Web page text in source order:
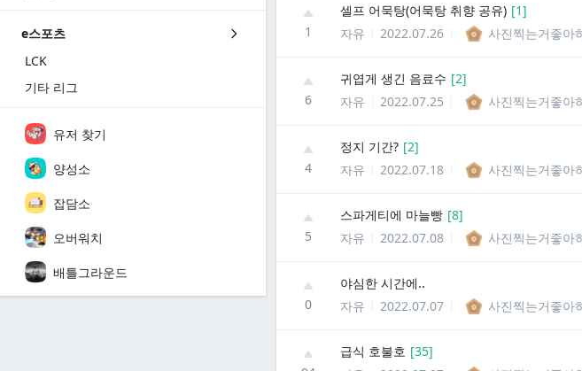
e스포츠
LCK
기타 리그
유저 찾기
양성소
잡담소
오버워치
배틀그라운드
1
셀프 어묵탕(어묵탕 취향 공유) [1]
자유
2022.07.26 사진찍는거좋아
6
귀엽게 생긴 음료수 [2]
자유
2022.07.25 사진찍는거좋아
4
정지 기간? [2]
자유
2022.07.18 사진찍는거좋아
5
스파게티에 마늘빵 [8]
자유
2022.07.08 사진찍는거좋아
0
야심한 시간에..
자유
2022.07.07 사진찍는거좋아
급식 호불호 [35]